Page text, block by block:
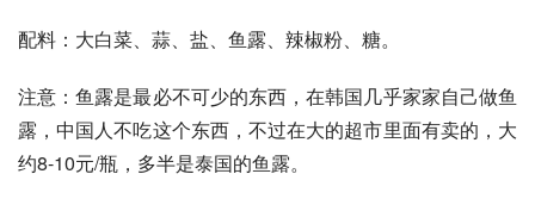
配料：大白菜、蒜、盐、鱼露、辣椒粉、糖。
注意：鱼露是最必不可少的东西，在韩国几乎家家自己做鱼
露，中国人不吃这个东西，不过在大的超市里面有卖的，大
约8-10元/瓶，多半是泰国的鱼露。